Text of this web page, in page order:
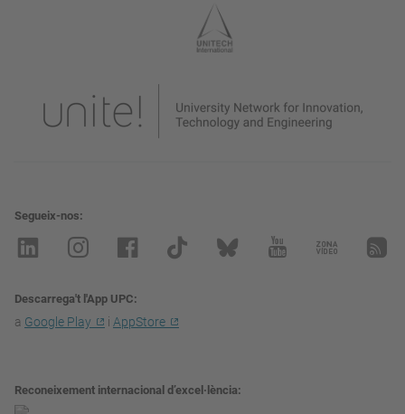
Segueix-nos
Descarrega't l'App UPC
a Google Play i AppStore
Reconeixement internacional d’excel·lència